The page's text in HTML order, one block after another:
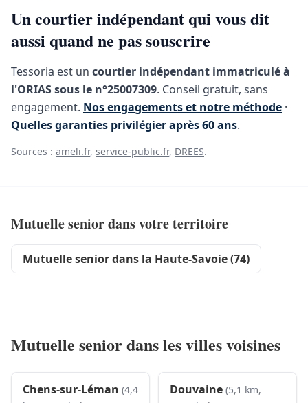
Un courtier indépendant qui vous dit
aussi quand ne pas souscrire
Tessoria est un courtier indépendant immatriculé à
l'ORIAS sous le n°25007309. Conseil gratuit, sans
engagement. Nos engagements et notre méthode ·
Quelles garanties privilégier après 60 ans.
Sources : ameli.fr, service-public.fr, DREES.
Mutuelle senior dans votre territoire
Mutuelle senior dans la Haute-Savoie (74)
Mutuelle senior dans les villes voisines
Chens-sur-Léman (4,4
Douvaine (5,1 km,